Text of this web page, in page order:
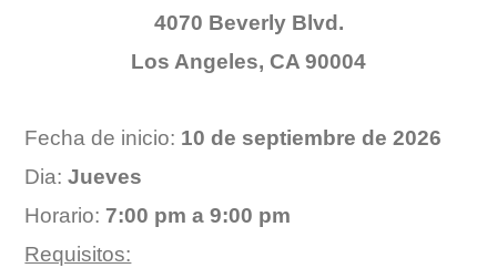
4070 Beverly Blvd.
Los Angeles, CA 90004
Fecha de inicio: 10 de septiembre de 2026
Dia: Jueves
Horario:7:00 pm a 9:00 pm
Requisitos: